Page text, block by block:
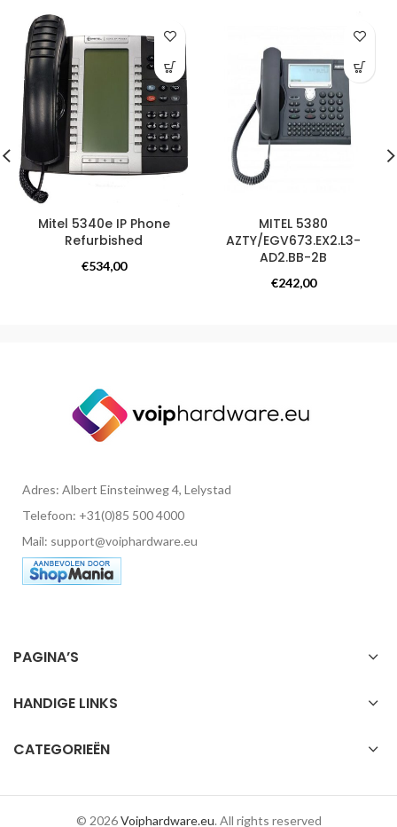
Mitel 5340e IP Phone
Refurbished
Overige producten
€534,00
MITEL 5380
AZTY/EGV673.EX2.L3-
AD2.BB-2B
Overige producten
€242,00
Adres: Albert Einsteinweg 4, Lelystad
Telefoon: +31(0)85 500 4000
Mail: support@voiphardware.eu
PAGINA’S
HANDIGE LINKS
CATEGORIEËN
© 2026Voiphardware.eu. All rights reserved